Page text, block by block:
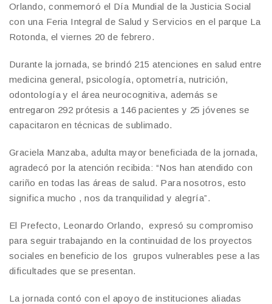
Orlando, conmemoró el Día Mundial de la Justicia Social
con una Feria Integral de Salud y Servicios en el parque La
Rotonda, el viernes 20 de febrero.
Durante la jornada, se brindó 215 atenciones en salud entre
medicina general, psicología, optometría, nutrición,
odontología y el área neurocognitiva, además se
entregaron 292 prótesis a 146 pacientes y 25 jóvenes se
capacitaron en técnicas de sublimado.
Graciela Manzaba, adulta mayor beneficiada de la jornada,
agradecó por la atención recibida: “Nos han atendido con
cariño en todas las áreas de salud. Para nosotros, esto
significa mucho , nos da tranquilidad y alegría”.
El Prefecto, Leonardo Orlando, expresó su compromiso
para seguir trabajando en la continuidad de los proyectos
sociales en beneficio de los grupos vulnerables pese a las
dificultades que se presentan.
La jornada contó con el apoyo de instituciones aliadas